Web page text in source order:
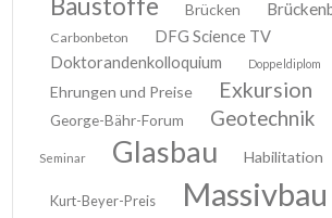
Brücken
Carbonbeton
DFG Science TV
Doktorandenkolloquium
Doppeldiplom
Ehrungen und Preise Exkursion
George-Bähr-Forum
Geotechnik
Seminar Glasbau Habilitation
Kurt-Beyer-Preis Massivbau